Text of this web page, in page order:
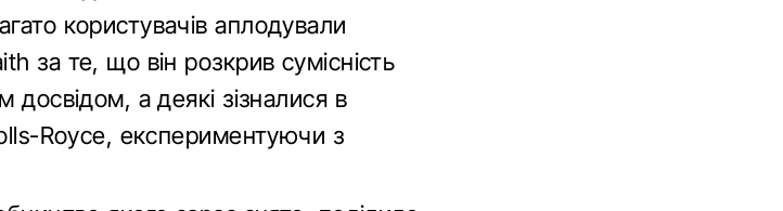
користувачів аплодували
за те, що він розкрив сумісність
досвідом, а деякі зізналися в
Royce, експериментуючи з